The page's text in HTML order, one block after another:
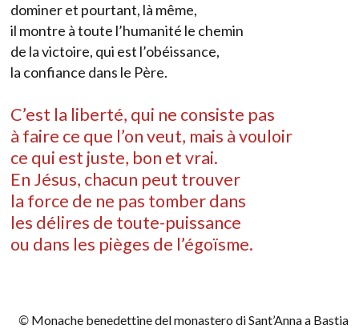
dominer et pourtant, là même,
il montre à toute l’humanité le chemin
de la victoire, qui est l’obéissance,
la confiance dans le Père.
C’est la liberté, qui ne consiste pas
à faire ce que l’on veut, mais à vouloir
ce qui est juste, bon et vrai.
En Jésus, chacun peut trouver
la force de ne pas tomber dans
les délires de toute-puissance
ou dans les pièges de l’égoïsme.
© Monache benedettine del monastero di Sant’Anna a Bastia